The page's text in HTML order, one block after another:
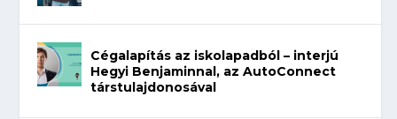
Cégalapítás az iskolapadból – interjú
Hegyi Benjaminnal, az AutoConnect
társtulajdonosával